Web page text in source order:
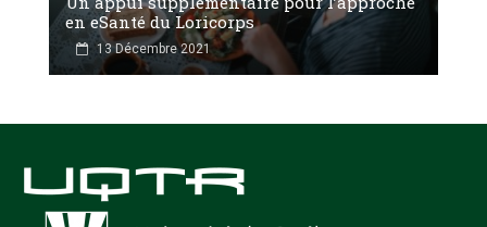
en eSanté du Loricorps
13 Décembre 2021